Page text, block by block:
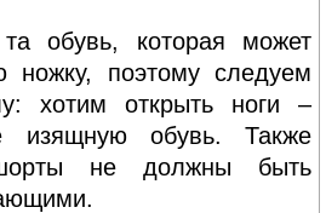
обувь, которая может
ножку, поэтому следуем
хотим открыть ноги –
изящную обувь. Также
не должны быть